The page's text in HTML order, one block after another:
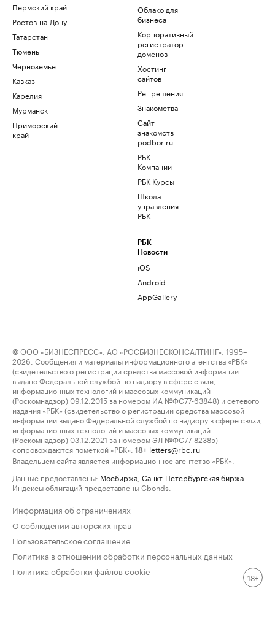
Пермский край
Ростов-на-Дону
Татарстан
Тюмень
Черноземье
Кавказ
Карелия
Мурманск
Приморский
край
Облако для
бизнеса
Корпоративный
регистратор
доменов
Хостинг
сайтов
Рег.решения
Знакомства
Сайт
знакомств
podbor.ru
РБК
Компании
РБК Курсы
Школа
управления
РБК
РБК
Новости
iOS
Android
AppGallery
© ООО «БИЗНЕСПРЕСС», АО «РОСБИЗНЕСКОНСАЛТИНГ», 1995–
2026. Сообщения и материалы информационного агентства «РБК»
(свидетельство о регистрации средства массовой информации
выдано Федеральной службой по надзору в сфере связи,
информационных технологий и массовых коммуникаций
(Роскомнадзор) 09.12.2015 за номером ИА №ФС77-63848) и сетевого
издания «РБК» (свидетельство о регистрации средства массовой
информации выдано Федеральной службой по надзору в сфере связи,
информационных технологий и массовых коммуникаций
(Роскомнадзор) 03.12.2021 за номером ЭЛ №ФС77-82385)
сопровождаются пометкой «РБК».
18+ letters@rbc.ru
Владельцем сайта является информационное агентство «РБК».
Данные предоставлены: Мосбиржа Санкт-Петербургская биржа
Индексы облигаций предоставлены Cbonds.
Информация об ограничениях
О соблюдении авторских прав
Пользовательское соглашение
Политика в отношении обработки персональных данных
Политика обработки файлов cookie
18+